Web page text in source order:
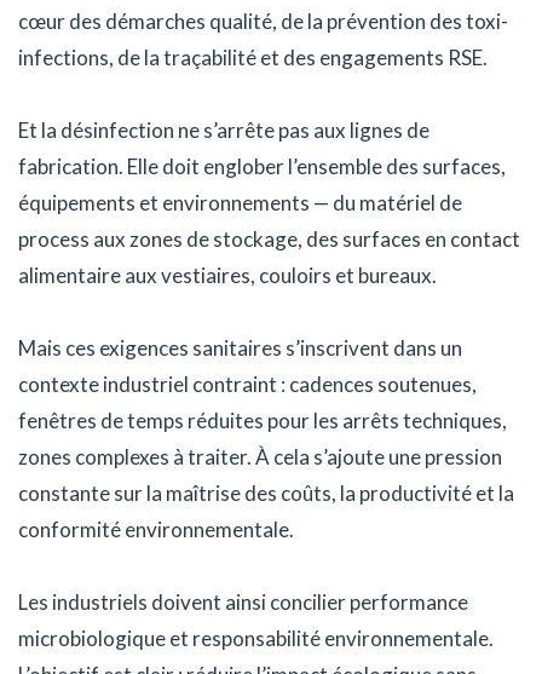
cœur des démarches qualité, de la prévention des toxi-
infections, de la traçabilité et des engagements RSE.
Et la désinfection ne s’arrête pas aux lignes de
fabrication. Elle doit englober l’ensemble des surfaces,
équipements et environnements — du matériel de
process aux zones de stockage, des surfaces en contact
alimentaire aux vestiaires, couloirs et bureaux.
Mais ces exigences sanitaires s’inscrivent dans un
contexte industriel contraint : cadences soutenues,
fenêtres de temps réduites pour les arrêts techniques,
zones complexes à traiter. À cela s’ajoute une pression
constante sur la maîtrise des coûts, la productivité et la
conformité environnementale.
Les industriels doivent ainsi concilier performance
microbiologique et responsabilité environnementale.